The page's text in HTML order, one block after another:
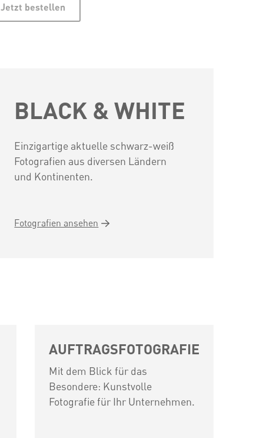
Jetzt bestellen
BLACK & WHITE
Einzigartige aktuelle schwarz-weiß
Fotografien aus diversen Ländern
und Kontinenten.
Fotografien ansehen
AUFTRAGSFOTOGRAFIE
Mit dem Blick für das
Besondere: Kunstvolle
Fotografie für Ihr Unternehmen.